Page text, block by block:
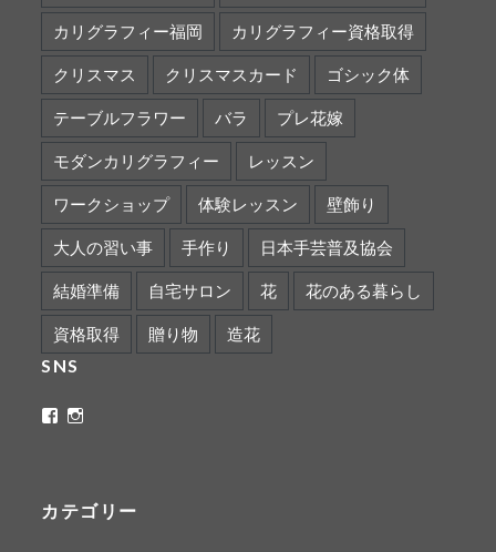
カリグラフィー福岡 カリグラフィー資格取得
クリスマス クリスマスカード ゴシック体
テーブルフラワー バラ プレ花嫁
モダンカリグラフィー レッスン
ワークショップ 体験レッスン 壁飾り
大人の習い事 手作り 日本手芸普及協会
結婚準備 自宅サロン 花 花のある暮らし
資格取得 贈り物 造花
SNS
ritaflower.calligraphy
ロ
フ
ロ
フ
カテゴリー